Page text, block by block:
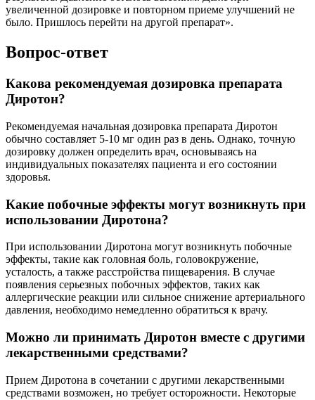
увеличенной дозировке и повторном приеме улучшений не
было. Пришлось перейти на другой препарат».
Вопрос-ответ
Какова рекомендуемая дозировка препарата
Диротон?
Рекомендуемая начальная дозировка препарата Диротон
обычно составляет 5-10 мг один раз в день. Однако, точную
дозировку должен определить врач, основываясь на
индивидуальных показателях пациента и его состоянии
здоровья.
Какие побочные эффекты могут возникнуть при
использовании Диротона?
При использовании Диротона могут возникнуть побочные
эффекты, такие как головная боль, головокружение,
усталость, а также расстройства пищеварения. В случае
появления серьезных побочных эффектов, таких как
аллергические реакции или сильное снижение артериального
давления, необходимо немедленно обратиться к врачу.
Можно ли принимать Диротон вместе с другими
лекарственными средствами?
Прием Диротона в сочетании с другими лекарственными
средствами возможен, но требует осторожности. Некоторые